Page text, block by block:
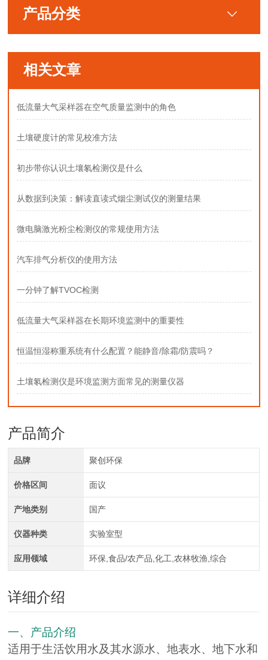
产品分类
相关文章
低流量大气采样器在空气质量监测中的角色
土壤硬度计的常见校准方法
初步带你认识土壤氡检测仪是什么
从数据到决策：解读直读式烟尘测试仪的测量结果
微电脑激光粉尘检测仪的常规使用方法
汽车排气分析仪的使用方法
一分钟了解TVOC检测
低流量大气采样器在长期环境监测中的重要性
恒温恒湿称重系统有什么配置？能静音/除霜/防震吗？
土壤氡检测仪是环境监测方面常见的测量仪器
产品简介
品牌 聚创环保
价格区间 面议
产地类别 国产
仪器种类 实验室型
应用领域 环保,食品/农产品,化工,农林牧渔,综合
详细介绍
一、产品介绍
适用于生活饮用水及其水源水、地表水、地下水和